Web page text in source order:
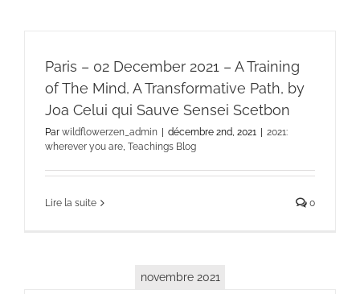
Paris – 02 December 2021 – A Training
of The Mind, A Transformative Path, by
Joa Celui qui Sauve Sensei Scetbon
Par wildflowerzen_admin | décembre 2nd, 2021 | 2021:
wherever you are Teachings Blog
Lire la suite 0
novembre 2021